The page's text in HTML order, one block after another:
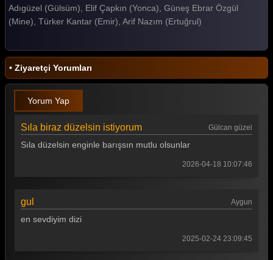
Gelin 180. Bölüm
Gelin 179. Bölüm
Gelin 178. Bölüm
Gelin 177. Bölüm
Gelin 170. Bölüm
Adıgüzel (Gülsüm), Elif Çapkın (Yonca), Güneş Ebrar Özgül
(Mine), Türker Kantar (Emir), Arif Nazım (Ertuğrul)
• Ziyaretçi Yorumları
Yorum Yap
Sıla biraz düzelsin istiyorum Gülcan güzel
Sıla düzelsin enginle barışsın mutlu olsunlar
2026-04-18 10:07:46
gul Aygun
en sevdiyim dizi
2025-02-24 23:09:45